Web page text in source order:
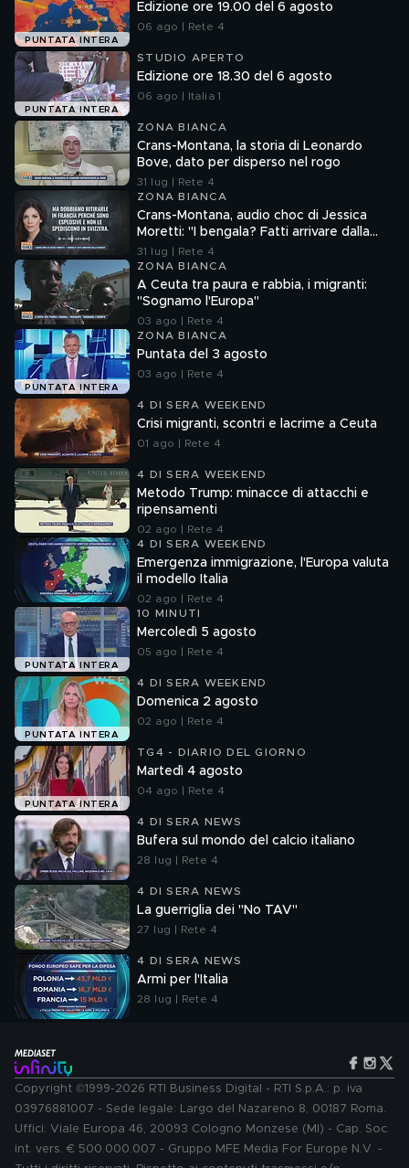
PUNTATA INTERA
Edizione ore 19.00 del 6 agosto
06 ago | Rete 4
PUNTATA INTERA
STUDIO APERTO
Edizione ore 18.30 del 6 agosto
06 ago | Italia 1
ZONA BIANCA
Crans-Montana, la storia di Leonardo
Bove, dato per disperso nel rogo
31 lug | Rete 4
ZONA BIANCA
Crans-Montana, audio choc di Jessica
Moretti: "I bengala? Fatti arrivare dalla
Francia"
31 lug | Rete 4
ZONA BIANCA
A Ceuta tra paura e rabbia, i migranti:
"Sognamo l'Europa"
03 ago | Rete 4
PUNTATA INTERA
ZONA BIANCA
Puntata del 3 agosto
03 ago | Rete 4
4 DI SERA WEEKEND
Crisi migranti, scontri e lacrime a Ceuta
01 ago | Rete 4
4 DI SERA WEEKEND
Metodo Trump: minacce di attacchi e
ripensamenti
02 ago | Rete 4
4 DI SERA WEEKEND
Emergenza immigrazione, l'Europa valuta
il modello Italia
02 ago | Rete 4
PUNTATA INTERA
10 MINUTI
Mercoledì 5 agosto
05 ago | Rete 4
PUNTATA INTERA
4 DI SERA WEEKEND
Domenica 2 agosto
02 ago | Rete 4
PUNTATA INTERA
TG4 - DIARIO DEL GIORNO
Martedì 4 agosto
04 ago | Rete 4
4 DI SERA NEWS
Bufera sul mondo del calcio italiano
28 lug | Rete 4
4 DI SERA NEWS
La guerriglia dei "No TAV"
27 lug | Rete 4
4 DI SERA NEWS
Armi per l'Italia
28 lug | Rete 4
Copyright ©1999-2026 RTI Business Digital - RTI S.p.A.: p. iva
03976881007 - Sede legale: Largo del Nazareno 8, 00187 Roma.
Uffici: Viale Europa 46, 20093 Cologno Monzese (MI) - Cap. Soc.
int. vers. € 500.000.007 - Gruppo MFE Media For Europe N.V. -